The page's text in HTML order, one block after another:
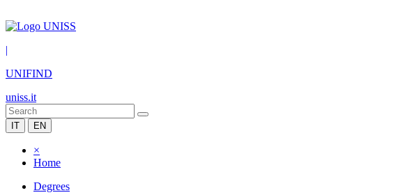
|
UNIFIND
uniss.it
IT EN
×
Home
Degrees